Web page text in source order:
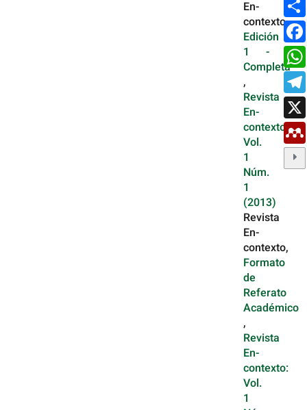
En-
contexto,
Edición
1 -
Completa
,
Revista
En-
contexto:
Vol.
1
Núm.
1
(2013)
Revista
En-
contexto,
Formato
de
Referato
Académico
,
Revista
En-
contexto:
Vol.
1